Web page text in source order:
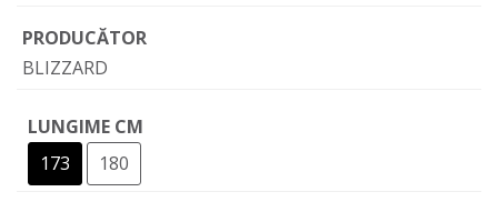
PRODUCĂTOR
BLIZZARD
LUNGIME CM
173
180